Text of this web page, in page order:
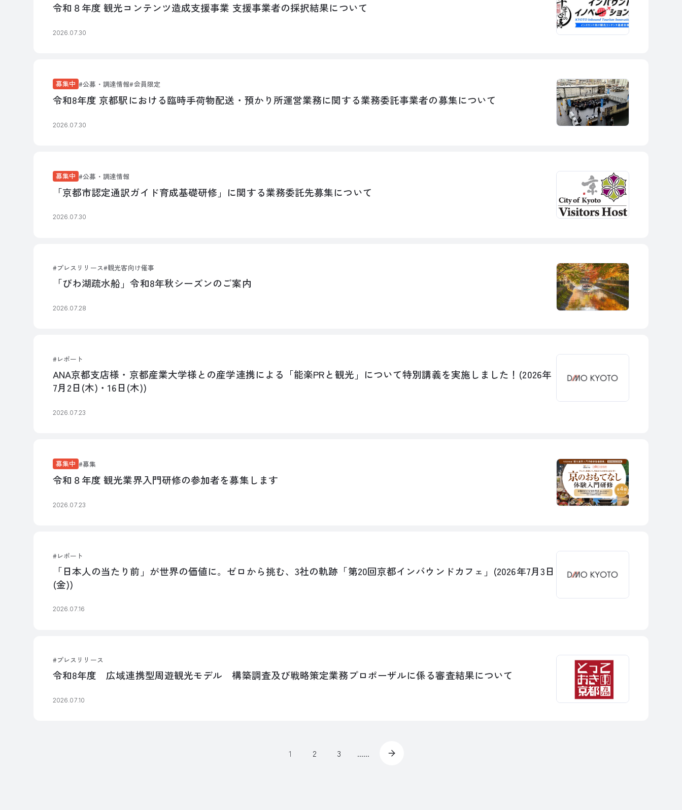
令和８年度 観光コンテンツ造成支援事業 支援事業者の採択結果について
2026.07.30
募集中 公募・調達情報 会員限定
令和8年度 京都駅における臨時手荷物配送・預かり所運営業務に関する業務委託事業者の募集について
2026.07.30
募集中 公募・調達情報
「京都市認定通訳ガイド育成基礎研修」に関する業務委託先募集について
2026.07.30
プレスリリース 観光客向け催事
「びわ湖疏水船」令和8年秋シーズンのご案内
2026.07.28
レポート
ANA京都支店様・京都産業大学様との産学連携による「能楽PRと観光」について特別講義を実施しました！(2026年
7月2日(木)・16日(木))
2026.07.23
募集中 募集
令和８年度 観光業界入門研修の参加者を募集します
2026.07.23
レポート
「日本人の当たり前」が世界の価値に。ゼロから挑む、3社の軌跡「第20回京都インバウンドカフェ」(2026年7月3日
(金))
2026.07.16
プレスリリース
令和8年度 広域連携型周遊観光モデル 構築調査及び戦略策定業務プロポーザルに係る審査結果について
2026.07.10
1 2 3 ......